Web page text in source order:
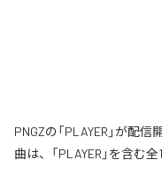
PNGZの「PLAYER」が配
曲は、「PLAYER」を含む